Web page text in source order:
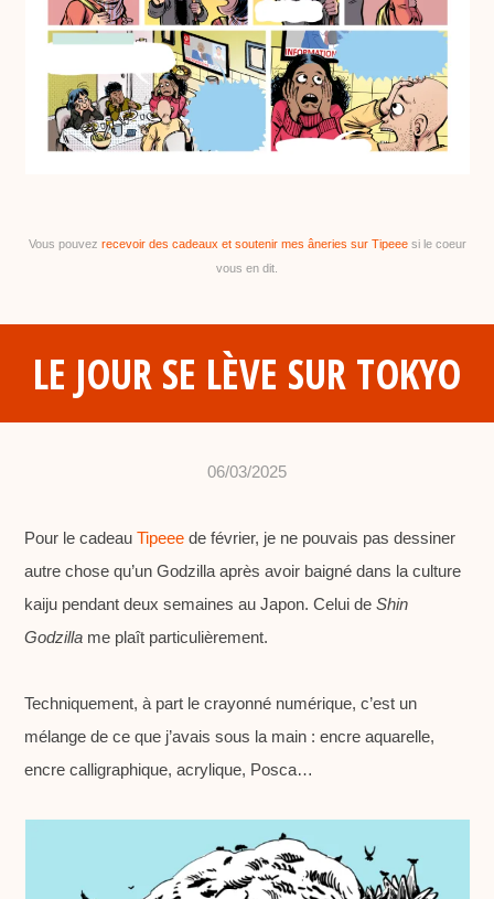
Vous pouvez recevoir des cadeaux et soutenir mes âneries sur Tipeeesi le coeur
vous en dit.
LE JOUR SE LÈVE SUR TOKYO
06/03/2025
h
a
b
Pour le cadeauTipeee de février, je ne pouvais pas dessiner
autre chose qu’un Godzilla après avoir baigné dans la culture
kaiju pendant deux semaines au Japon. Celui deShin
Godzilla me plaît particulièrement.
Techniquement, à part le crayonné numérique, c’est un
mélange de ce que j’avais sous la main : encre aquarelle,
encre calligraphique, acrylique, Posca…